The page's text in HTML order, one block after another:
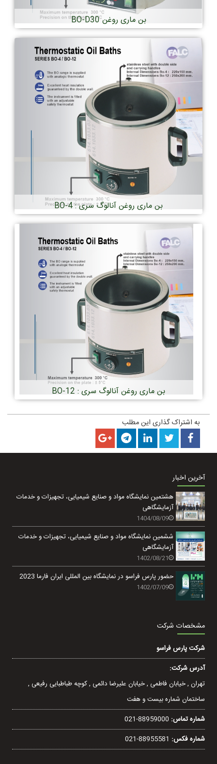
بن ماری روغن BO-D30
بن ماری روغن آنالوگ سری : BO-4
بن ماری روغن آنالوگ سری : BO-12
به اشتراک گذاری این مطلب
آخرین اخبار
هشتمین نمایشگاه مواد و صنایع شیمیایی، تجهیزات و خدمات
آزمایشگاهی
1404/08/09
ششمین نمایشگاه مواد و صنایع شیمیایی، تجهیزات و خدمات
آزمایشگاهی
1402/08/21
حضور پارس فراسو در نمایشگاه بین المللی ایران فارما 2023
1402/07/09
مشخصات شرکت
شرکت پارس فراسو
آدرس شرکت:
تهران , خيابان فاطمی , خیابان عليرضا دائمی , کوچه طباطبایی رفيعی ,
ساختمان شماره بیست و هفت
شماره تماس: 021-88959000
شماره فکس: 021-88955581